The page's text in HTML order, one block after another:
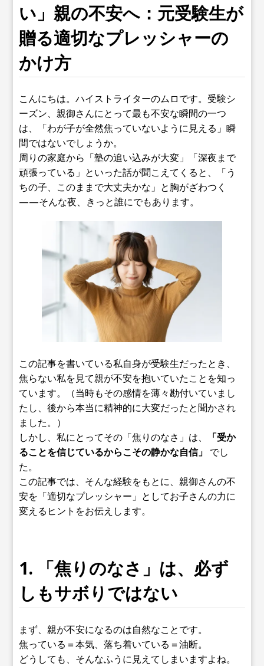
い」親の不安へ：元受験生が
贈る適切なプレッシャーの
かけ方
こんにちは。ハイストライターのムロです。受験シ
ーズン、親御さんにとって最も不安な瞬間の一つ
は、「わが子が全然焦っていないように見える」瞬
間ではないでしょうか。
周りの家庭から「塾の追い込みが大変」「深夜まで
頑張っている」といった話が聞こえてくると、「う
ちの子、このままで大丈夫かな」と胸がざわつく
——そんな夜、きっと誰にでもあります。
この記事を書いている私自身が受験生だったとき、
焦らない私を見て親が不安を抱いていたことを知っ
ています。（当時もその感情を薄々勘付いていまし
たし、後から本当に精神的に大変だったと聞かされ
ました。）
しかし、私にとってその「焦りのなさ」は、
「受か
ることを信じているからこその静かな自信」 でし
た。
この記事では、そんな経験をもとに、親御さんの不
安を「適切なプレッシャー」としてお子さんの力に
変えるヒントをお伝えします。
1. 「焦りのなさ」は、必ず
しもサボりではない
まず、親が不安になるのは自然なことです。
焦っている＝本気、落ち着いている＝油断。
どうしても、そんなふうに見えてしまいますよね。